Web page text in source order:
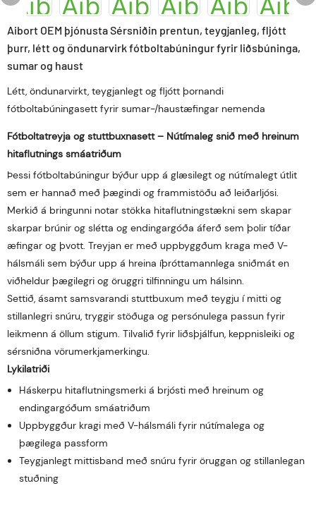
Aibort OEM þjónusta Sérsniðin prentun, teygjanleg, fljótt
þurr, létt og öndunarvirk fótboltabúningur fyrir liðsbúninga,
sumar og haust
Létt, öndunarvirkt, teygjanlegt og fljótt þornandi
fótboltabúningasett fyrir sumar-/haustæfingar nemenda
Fótboltatreyja og stuttbuxnasett – Nútímaleg snið með hreinum
hitaflutnings smáatriðum
Þessi fótboltabúningur býður upp á glæsilegt og nútímalegt útlit
sem er hannað með þægindi og frammistöðu að leiðarljósi.
Merkið á bringunni notar stökka hitaflutningstækni sem skapar
skarpar brúnir og slétta og endingargóða áferð sem þolir tíðar
æfingar og þvott. Treyjan er með uppbyggðum kraga með V-
hálsmáli sem býður upp á hreina íþróttamannlega sniðmát en
viðheldur þægilegri og öruggri tilfinningu um hálsinn.
Settið, ásamt samsvarandi stuttbuxum með teygju í mitti og
stillanlegri snúru, tryggir stöðuga og persónulega passun fyrir
leikmenn á öllum stigum. Tilvalið fyrir liðsþjálfun, keppnisleiki og
sérsniðna vörumerkjamerkingu.
Lykilatriði
Háskerpu hitaflutningsmerki á brjósti með hreinum og
endingargóðum smáatriðum
Uppbyggður kragi með V-hálsmáli fyrir nútímalega og
þægilega passform
Teygjanlegt mittisband með snúru fyrir öruggan og stillanlegan
stuðning